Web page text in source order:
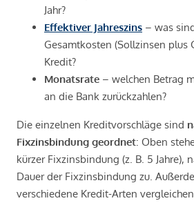
Jahr?
Effektiver Jahreszins – was
Gesamtkosten (Sollzinsen plus
Kredit?
Monatsrate – welchen Betrag
an die Bank zurückzahlen?
Die einzelnen Kreditvorschläge sind
Fixzinsbindung geordnet: Oben
kürzer Fixzinsbindung (z. B. 5 Jahre),
Dauer der Fixzinsbindung zu.
verschiedene Kredit-Arten